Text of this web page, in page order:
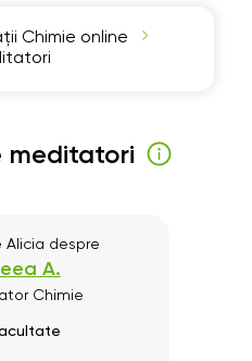
Chimie online
meditatori
Alicia despre
A.
Chimie